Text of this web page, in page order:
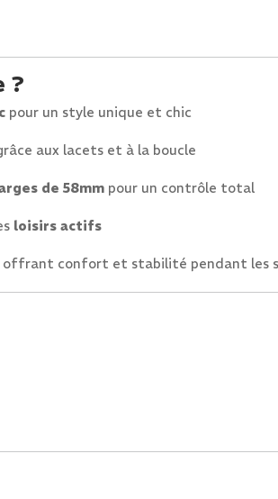
?
pour un style unique et chic
aux lacets et à la boucle
de 58mm pour un contrôle total
loisirs actifs
offrant confort et stabilité pendant les